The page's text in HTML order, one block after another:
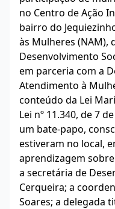
no Centro de Ação
bairro do
às Mulheres (NAM),
Desenvolvimento
em parceria com a
Atendimento à
conteúdo da Lei
Lei nº 11.340, de 7
um bate-papo,
estiveram no local,
aprendizagem
a secretária de
Cerqueira; a
Soares; a delegada